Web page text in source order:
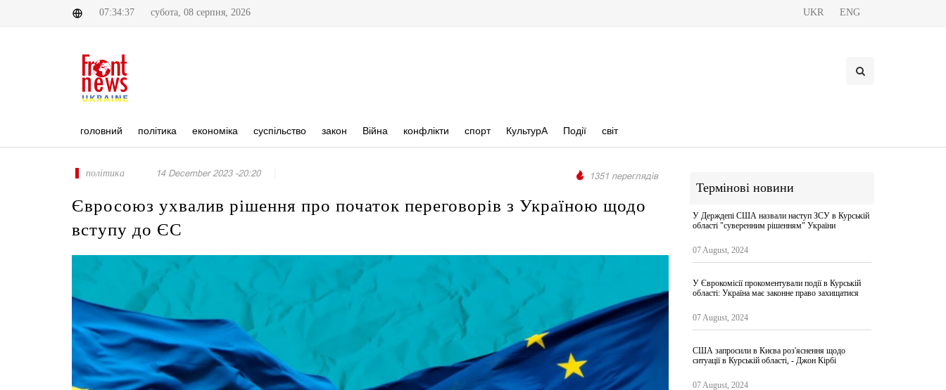
07:34:37 субота, 08 серпня, 2026 UKR ENG
головний політика економіка суспільство закон Війна конфлікти спорт КультурА Події світ
політика 14 December 2023 -20:20 1351 переглядів
Євросоюз ухвалив рішення про початок переговорів з Україною щодо
вступу до ЄС
Термінові новини
У Держдепі США назвали наступ ЗСУ в Курській
області "суверенним рішенням" України
07 August, 2024
У Єврокомісії прокоментували події в Курській
області: Україна має законне право захищатися
07 August, 2024
США запросили в Києва роз'яснення щодо
ситуації в Курській області, - Джон Кірбі
07 August, 2024